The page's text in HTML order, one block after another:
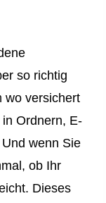
so richtig
wo versichert
Ordnern, E-
wenn Sie
ob Ihr
Dieses